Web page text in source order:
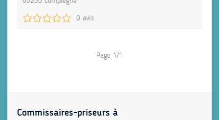
0 avis
Page 1/1
Commissaires-priseurs à